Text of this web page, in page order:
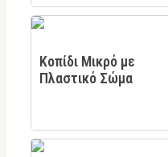
Κοπίδι Μικρό με
Πλαστικό Σώμα